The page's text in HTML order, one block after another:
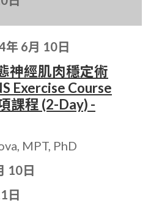
年 6月 10日
神經肌肉穩定術
Exercise Course
課程 (2-Day) -
MPT, PhD
10日
日